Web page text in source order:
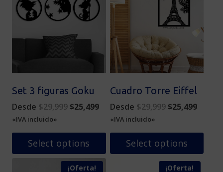
Set 3 figuras Goku
Desde $29,999Original
was:
$29,999.
$25,499Current
price
is:
$25,499.
«IVA incluido»
Select options
Cuadro Torre Eiffel
Desde $29,999 Original
was:
$29,999.
$25,499
is:
«IVA incluido»
Select options
¡Oferta! ¡Oferta!